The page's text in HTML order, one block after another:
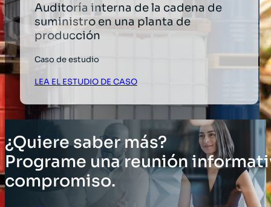
Auditoría interna de la cadena de
suministro en una planta de
producción
Caso de estudio
LEA EL ESTUDIO DE CASO
¿Quiere saber más?
Programe una reunión
compromiso.